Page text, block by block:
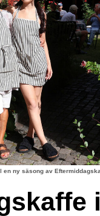
ny säsong av